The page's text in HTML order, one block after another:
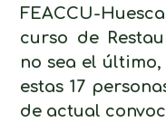
FEACCU-
curso de
no sea el
estas 17
de actual